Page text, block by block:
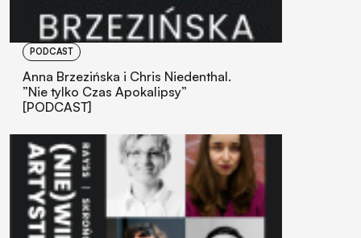
PODCAST
Anna Brzezińska i Chris Niedenthal.
”Nie tylko Czas Apokalipsy”
[PODCAST]